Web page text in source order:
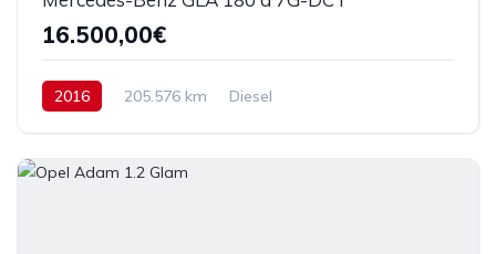
16.500,00€
2016 205.576 km Diesel